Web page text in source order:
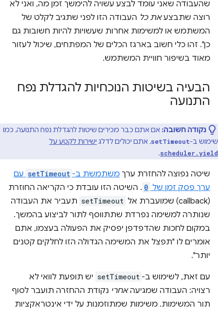
שהעבודה שאני עומד לבצע עשויה להימשך זמן מה, ואני לא
רוצה שתבצעאת כל העבודה הזו לפני שתגיב לקלט של
המשתמש או למשימות אחרות שעשויות להיות חשובות גם
כן". זהו כלי חשוב בארגז הכלים של המפתחים, שיכול לעזור
מאוד בשיפור חוויית המשתמש.
הבעיה בשיטות הנוכחיות להגדלת נפח
התנועה
נקודה חשובה: אם אתם כבר מכירים שיטות להגדלת נפח התנועה, כמו
שימוש ב-setTimeout, אתם יכולים לדלג ישירות לקטע על
scheduler.yield
.
שיטה נפוצה להחזרת ערך משתמשת ב- setTimeout עם
ערך פסק זמן של 0 . השיטה הזו עובדת כי הקריאה החוזרת
(callback) שמועברת אל
setTimeout תעביר את העבודה
שנותרה למשימה נפרדת שתתווסף לתור לביצוע בהמשך.
במקום לחכות שהדפדפן יפסיק את הפעולה בעצמו, אתם
אומרים לו "תפצל את המשימה הגדולה הזו לחלקים קטנים
יותר".
עם זאת, לשימוש ב- setTimeout יש תופעת לוואי לא
רצויה: העבודה שמגיעהאחרי נקודת ההחזרה תועבר לסוף
תור המשימות. משימות שמתוזמנות על ידי אינטראקציות